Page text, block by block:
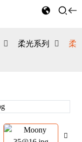
柔光系列
柔